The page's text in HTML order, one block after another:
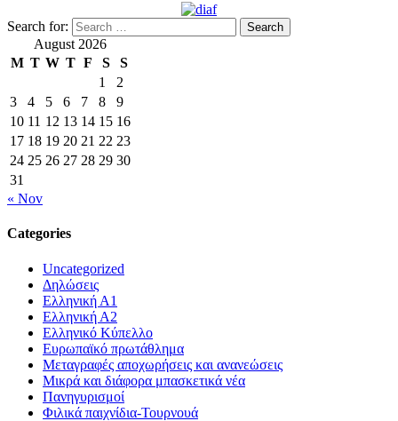
Search for:
August 2026
M T W T F S
S
1
2
3
4 5 6 7 8
9
10 11 12 13 14 15 16
17 18 19 20 21 22 23
24 25 26 27 28 29 30
31
« Nov
Categories
Uncategorized
Δηλώσεις
Ελληνική Α1
Ελληνική Α2
Ελληνικό Κύπελλο
Ευρωπαϊκό πρωτάθλημα
Μεταγραφές αποχωρήσεις και ανανεώσεις
Μικρά και διάφορα μπασκετικά νέα
Πανηγυρισμοί
Φιλικά παιχνίδια-Τουρνουά